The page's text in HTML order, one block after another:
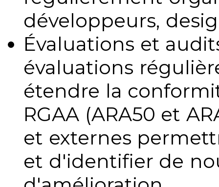
développeurs,
Évaluations et
évaluations
étendre la
RGAA (ARA50 et
et externes
et d'identifier de